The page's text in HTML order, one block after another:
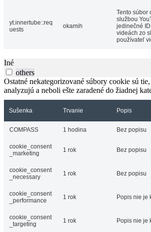
yt.innertube::req
uests
okamih
Tento súbor
službou
jedinečné
videách zo
používateľ
Iné
others
Ostatné nekategorizované súbory cookie sú tie,
analyzujú a neboli ešte zaradené do žiadnej
Sušenka Trvanie Popis
COMPASS 1 hodina Bez popisu
cookie_consent
_marketing
1 rok Bez popisu
cookie_consent
_necessary
1 rok Bez popisu
cookie_consent
_performance
1 rok Popis nie je
cookie_consent
_targeting
1 rok Popis nie je